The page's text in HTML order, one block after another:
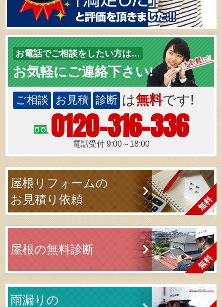
お電話でご相談をしたい方は…
お気軽にご連絡下さい!
ご相談 お見積 診断 は無料です!
0120-316-336
電話受付 9:00～18:00
屋根リフォームの
お見積り依頼
屋根の無料診断
雨漏りの